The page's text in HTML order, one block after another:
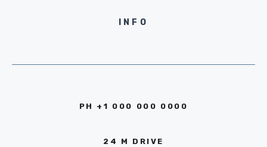
INFO
PH +1 000 000 0000
24 M DRIVE